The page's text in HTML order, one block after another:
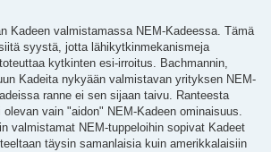
Kadeen valmistamassa NEM-Kadeessa. Tämä
syystä, jotta lähikytkinmekanismeja
kytkinten esi-irroitus. Bachmannin,
Kadeita nykyään valmistavan yrityksen NEM-
ranne ei sen sijaan taivu. Ranteesta
vain "aidon" NEM-Kadeen ominaisuus.
valmistamat NEM-tuppeloihin sopivat Kadeet
täysin samanlaisia kuin amerikkalaisiin